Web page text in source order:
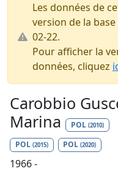
Les données de
version de la
02-22.
Pour afficher la
données, cliquez
Carobbio
Marina
POL (2010)
POL (2015) POL(2020)
1966 -